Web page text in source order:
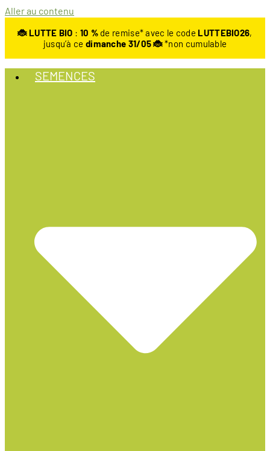
Aller au contenu
🐞 LUTTE BIO : 10 %de remise* avec le code LUTTEBIO26,
jusqu’à ce dimanche 31/05 🐞*non cumulable
SEMENCES